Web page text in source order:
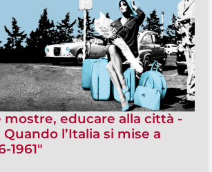
mostre, educare alla città -
Quando l’Italia si mise a
1961"